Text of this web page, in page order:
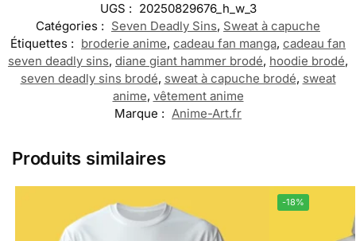
UGS : 20250829676_h_w_3
Catégories : Seven Deadly Sins, Sweat à capuche
Étiquettes : broderie anime, cadeau fan manga, cadeau fan
seven deadly sins, diane giant hammer brodé, hoodie brodé,
seven deadly sins brodé, sweat à capuche brodé, sweat
anime, vêtement anime
Marque : Anime-Art.fr
Produits similaires
-18%